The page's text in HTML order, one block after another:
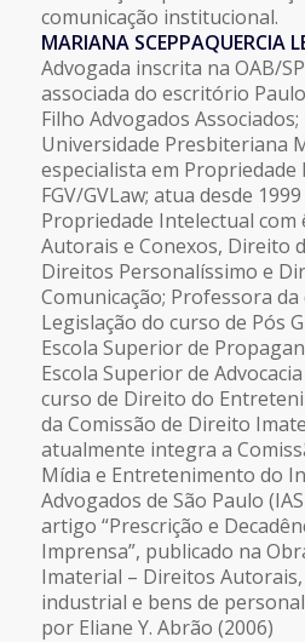
comunicação institucional.
MARIANA SCEPPAQUERCIA
Advogada inscrita na OAB/
associada do escritório
Filho Advogados
Universidade Presbiteriana
especialista em Propriedade
FGV/GVLaw; atua desde
Propriedade Intelectual com
Autorais e Conexos, Direito
Direitos Personalíssimo e
Comunicação; Professora da
Legislação do curso de Pós
Escola Superior de
Escola Superior de
curso de Direito do
da Comissão de Direito
atualmente integra a
Mídia e Entretenimento do
Advogados de São Paulo
artigo “Prescrição e
Imprensa”, publicado na
Imaterial – Direitos
industrial e bens de
por Eliane Y. Abrão (2006)